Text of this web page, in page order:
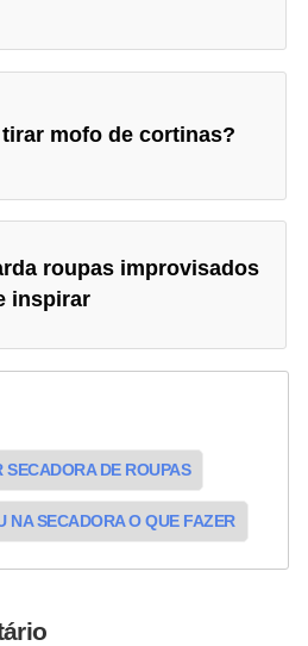
mofo de cortinas?
roupas improvisados
inspirar
SECADORA DE ROUPAS
NA SECADORA O QUE FAZER